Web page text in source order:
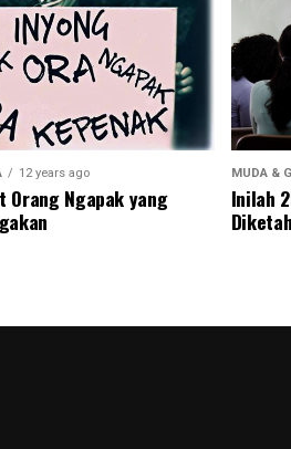
12 years ago
Orang Ngapak yang
MUDA &
Inilah